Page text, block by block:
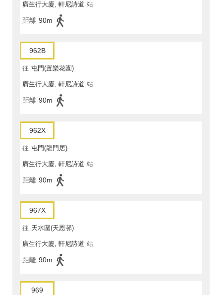
廣生行大廈, 軒尼詩道 站
距離 90m
962B
往 屯門(置樂花園)
廣生行大廈, 軒尼詩道 站
距離 90m
962X
往 屯門(龍門居)
廣生行大廈, 軒尼詩道 站
距離 90m
967X
往 天水圍(天恩邨)
廣生行大廈, 軒尼詩道 站
距離 90m
969